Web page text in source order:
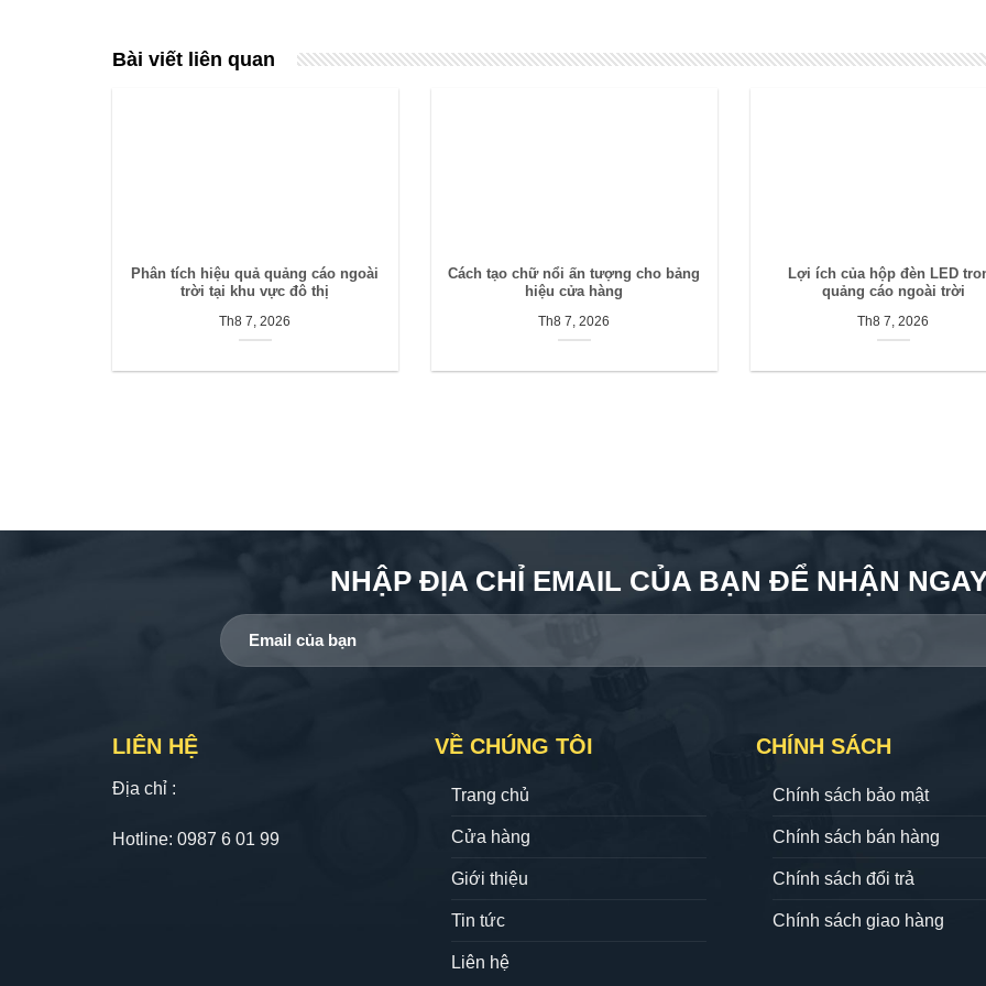
Bài viết liên quan
Phân tích hiệu quả quảng cáo ngoài
trời tại khu vực đô thị
Th8 7, 2026
Cách tạo chữ nổi ấn tượng cho bảng
hiệu cửa hàng
Th8 7, 2026
Lợi ích của hộp đèn LED
quảng cáo ngoài trời
Th8 7, 2026
NHẬP ĐỊA CHỈ EMAIL CỦA BẠN ĐỂ NHẬN
LIÊN HỆ
Địa chỉ :
Hotline: 0987 6 01 99
VỀ CHÚNG TÔI
Trang chủ
Cửa hàng
Giới thiệu
Tin tức
Liên hệ
CHÍNH SÁCH
Chính sách bảo mật
Chính sách bán hàng
Chính sách đổi trả
Chính sách giao hàng